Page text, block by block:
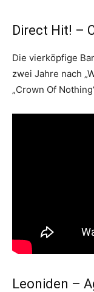
Direct Hit! –
Die vierköpfige
zwei Jahre nach
„Crown Of
Leoniden –